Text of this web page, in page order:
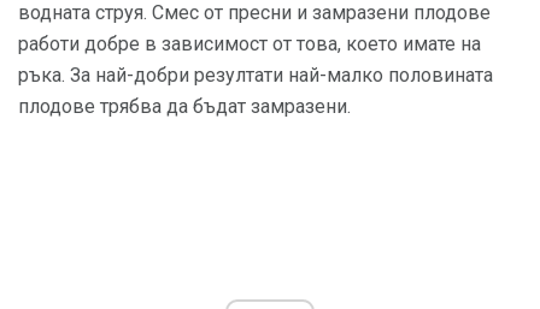
водната струя. Смес от пресни и замразени плодове
работи добре в зависимост от това, което имате на
ръка. За най-добри резултати най-малко половината
плодове трябва да бъдат замразени.